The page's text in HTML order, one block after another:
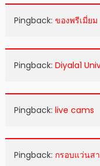
Pingback: ของพรีเมี่ยม
Pingback: Diyala1
Pingback: live cams
Pingback: กรอบแว่นส